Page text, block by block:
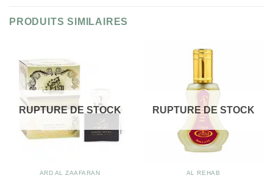
PRODUITS SIMILAIRES
RUPTURE DE STOCK
ARD AL ZAAFARAN
RUPTURE DE STOCK
AL REHAB